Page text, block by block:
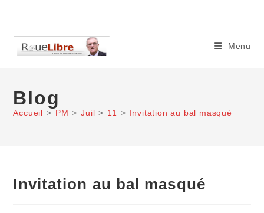
content
Menu
Blog
Accueil > PM > Juil > 11 > Invitation au bal masqué
Invitation au bal masqué